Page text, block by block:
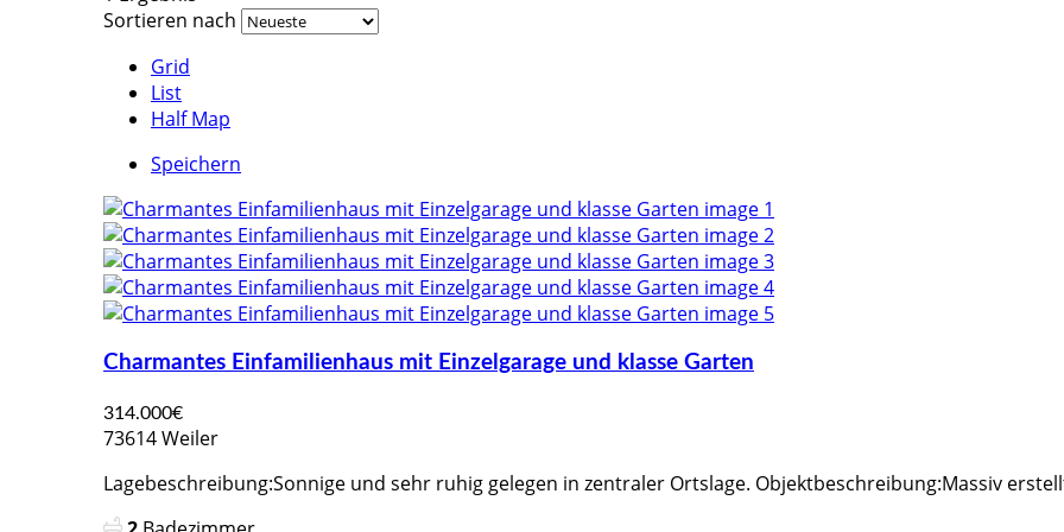
Sortieren nach
Grid
List
Half Map
Speichern
Charmantes Einfamilienhaus mit Einzelgarage und klasse Garten
314.000€
73614 Weiler
Lagebeschreibung:Sonnige und sehr ruhig gelegen in zentraler Ortslage. Objektbeschreibung:Massiv